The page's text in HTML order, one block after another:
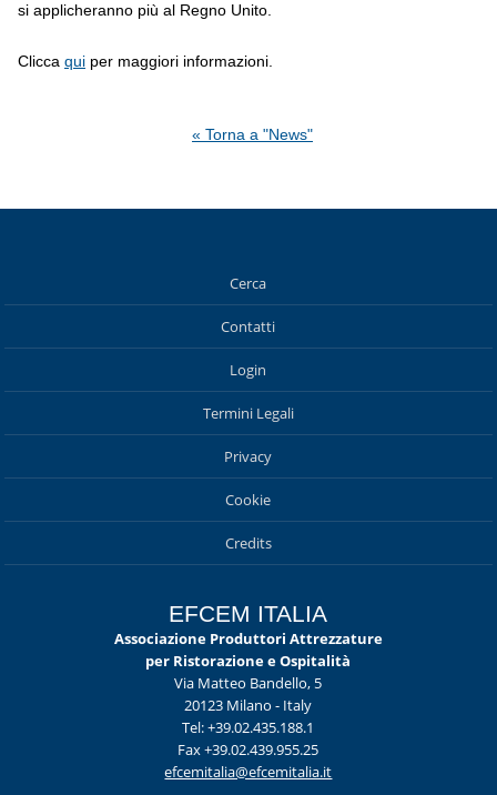
si applicheranno più al Regno Unito.
Clicca qui per maggiori informazioni.
« Torna a "News"
Cerca
Contatti
Login
Termini Legali
Privacy
Cookie
Credits
EFCEM ITALIA
Associazione Produttori Attrezzature
per Ristorazione e Ospitalità
Via Matteo Bandello, 5
20123 Milano - Italy
Tel: +39.02.435.188.1
Fax +39.02.439.955.25
efcemitalia@efcemitalia.it